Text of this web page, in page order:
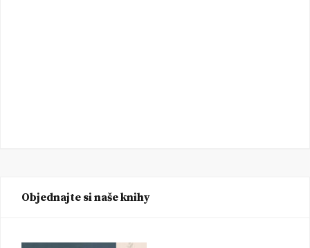
Objednajte si naše knihy